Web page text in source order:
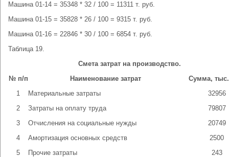
Машина 01-14 = 35348 * 32 / 100 = 11311 т. руб.
Машина 01-15 = 35828 * 26 / 100 = 9315 т. руб.
Машина 01-16 = 22846 * 30 / 100 = 6854 т. руб.
Таблица 19.
Смета затрат на производство.
№ п/п
Наименование затрат
Сумма,
1
2
3
4
5
Материальные затраты
Затраты на оплату труда
Отчисления на социальные нужды
Амортизация основных средств
Прочие затраты
32956
79807
20749
2500
243